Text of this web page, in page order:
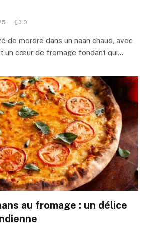
0
de mordre dans un naan chaud, avec
un cœur de fromage fondant qui…
au fromage : un délice